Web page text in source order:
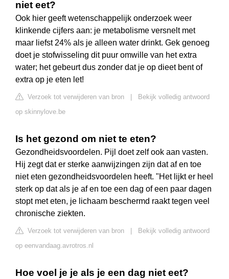
niet eet?
Ook hier geeft wetenschappelijk onderzoek weer
klinkende cijfers aan: je metabolisme versnelt met
maar liefst 24% als je alleen water drinkt. Gek genoeg
doet je stofwisseling dit puur omwille van het extra
water; het gebeurt dus zonder dat je op dieet bent of
extra op je eten let!
Verzoek tot verwijderen van bron
Bekijk volledig antwoord
op skinnylove.be
Is het gezond om niet te eten?
Gezondheidsvoordelen. Pijl doet zelf ook aan vasten.
Hij zegt dat er sterke aanwijzingen zijn dat af en toe
niet eten gezondheidsvoordelen heeft. "Het lijkt er heel
sterk op dat als je af en toe een dag of een paar dagen
stopt met eten, je lichaam beschermd raakt tegen veel
chronische ziekten.
Verzoek tot verwijderen van bron
Bekijk volledig antwoord
op eenvandaag.avrotros.nl
Hoe voel je je als je een dag niet eet?